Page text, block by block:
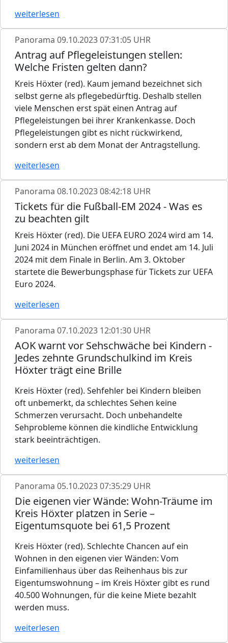
weiterlesen
Panorama 09.10.2023 07:31:05 UHR
Antrag auf Pflegeleistungen stellen:
Welche Fristen gelten dann?
Kreis Höxter (red). Kaum jemand bezeichnet sich
selbst gerne als pflegebedürftig. Deshalb stellen
viele Menschen erst spät einen Antrag auf
Pflegeleistungen bei ihrer Krankenkasse. Doch
Pflegeleistungen gibt es nicht rückwirkend,
sondern erst ab dem Monat der Antragstellung.
weiterlesen
Panorama 08.10.2023 08:42:18 UHR
Tickets für die Fußball-EM 2024 - Was es
zu beachten gilt
Kreis Höxter (red). Die UEFA EURO 2024 wird am 14.
Juni 2024 in München eröffnet und endet am 14. Juli
2024 mit dem Finale in Berlin. Am 3. Oktober
startete die Bewerbungsphase für Tickets zur UEFA
Euro 2024.
weiterlesen
Panorama 07.10.2023 12:01:30 UHR
AOK warnt vor Sehschwäche bei Kindern -
Jedes zehnte Grundschulkind im Kreis
Höxter trägt eine Brille
Kreis Höxter (red). Sehfehler bei Kindern bleiben
oft unbemerkt, da schlechtes Sehen keine
Schmerzen verursacht. Doch unbehandelte
Sehprobleme können die kindliche Entwicklung
stark beeinträchtigen.
weiterlesen
Panorama 05.10.2023 07:35:29 UHR
Die eigenen vier Wände: Wohn-Träume im
Kreis Höxter platzen in Serie –
Eigentumsquote bei 61,5 Prozent
Kreis Höxter (red). Schlechte Chancen auf ein
Wohnen in den eigenen vier Wänden: Vom
Einfamilienhaus über das Reihenhaus bis zur
Eigentumswohnung – im Kreis Höxter gibt es rund
40.500 Wohnungen, für die keine Miete bezahlt
werden muss.
weiterlesen